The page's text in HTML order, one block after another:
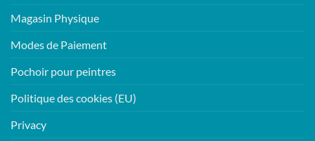
Magasin Physique
Modes de Paiement
Pochoir pour peintres
Politique des cookies (EU)
Privacy